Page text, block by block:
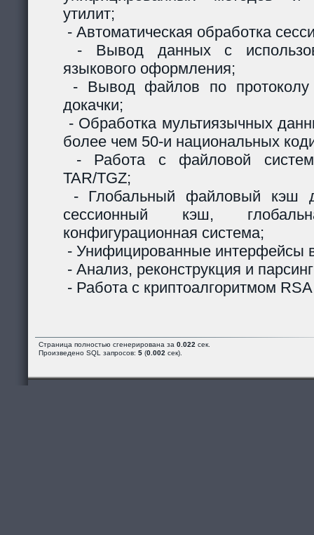
утилит;
- Автоматическая обработка
- Вывод данных с
языкового оформления;
- Вывод файлов по
докачки;
- Обработка мультиязычных
более чем 50-и национальных
- Работа с файловой
TAR/TGZ;
- Глобальный файловый кэш
сессионный кэш,
конфигурационная система;
- Унифицированные интерфейсы
- Анализ, реконструкция и
- Работа с криптоалгоритмом
Страница полностью сгенерирована за 0.022 сек.
Произведено SQL запросов: 5 (0.002 сек).